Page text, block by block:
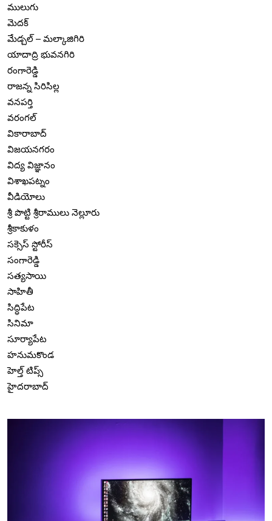
ములుగు
మెదక్
మేడ్చల్ – మల్కాజిగిరి
యాదాద్రి భువనగిరి
రంగారెడ్డి
రాజన్న సిరిసిల్ల
వనపర్తి
వరంగల్
వికారాబాద్
విజయనగరం
విద్య విజ్ఞానం
విశాఖపట్నం
వీడియోలు
శ్రీ పొట్టి శ్రీరాములు నెల్లూరు
శ్రీకాకుళం
సక్సెస్ స్టోరీస్
సంగారెడ్డి
సత్యసాయి
సాహితీ
సిద్ధిపేట
సినిమా
సూర్యాపేట
హనుమకొండ
హెల్త్ టిప్స్
హైదరాబాద్